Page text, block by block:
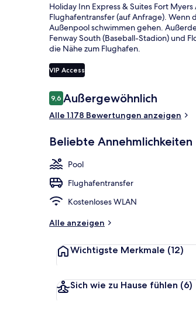
Holiday Inn Express & Suites Fort
Flughafentransfer (auf Anfrage). Wenn
Außenpool schwimmen gehen.
Fenway South (Baseball-Stadion) und
die Nähe zum Flughafen.
VIP Access
Bewertungen
9,69,6 von 10.
Außergewöhnlich
Alle 1.178 Bewertungen anzeigen
Beliebte Annehmlichkeiten
Pool
Flughafentransfer
Kostenloses WLAN
Alle anzeigen
Wichtigste Merkmale (12)
Sich wie zu Hause fühlen (6)